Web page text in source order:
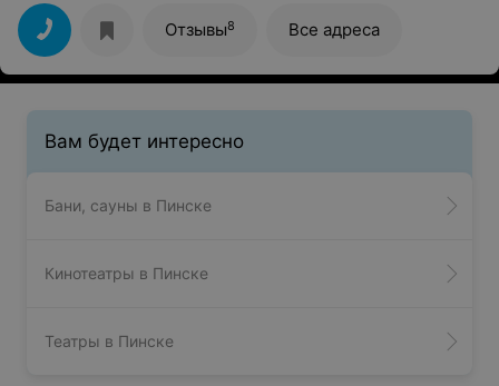
Отзывы8 Все адреса
Вам будет интересно
Бани, сауны в Пинске
Кинотеатры в Пинске
Театры в Пинске